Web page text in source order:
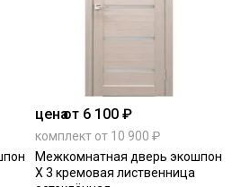
ценаот 6 100 ₽
комплект от 10 900 ₽
Межкомнатная дверь экошпон
Х 3 кремовая лиственница